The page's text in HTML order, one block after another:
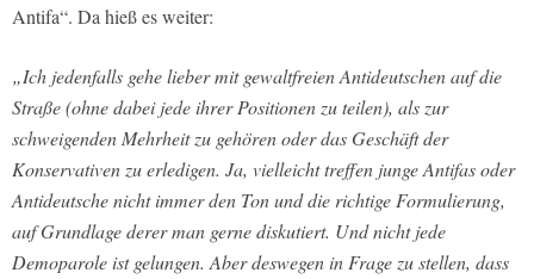
Antifa“. Da hieß es weiter:
„Ich jedenfalls gehe lieber mit gewaltfreien Antideutschen auf die
Straße (ohne dabei jede ihrer Positionen zu teilen), als zur
schweigenden Mehrheit zu gehören oder das Geschäft der
Konservativen zu erledigen. Ja, vielleicht treffen junge Antifas oder
Antideutsche nicht immer den Ton und die richtige Formulierung,
auf Grundlage derer man gerne diskutiert. Und nicht jede
Demoparole ist gelungen. Aber deswegen in Frage zu stellen, dass